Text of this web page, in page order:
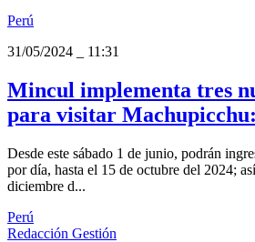
Perú
31/05/2024
11:31
Mincul implementa tres
para visitar Machupicchu:
Desde este sábado 1 de junio, podrán
por día, hasta el 15 de octubre del 2024;
diciembre d...
Perú
Redacción Gestión